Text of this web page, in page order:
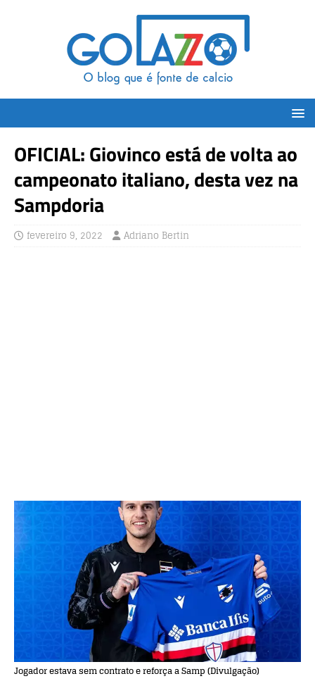
OFICIAL: Giovinco está de volta ao
campeonato italiano, desta vez na
Sampdoria
fevereiro 9, 2022 Adriano Bertin
Jogador estava sem contrato e reforça a Samp (Divulgação)